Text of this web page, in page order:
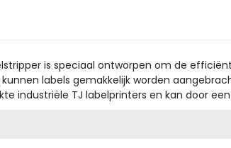
is speciaal ontworpen om de
labels gemakkelijk worden
industriële TJ labelprinters en kan door